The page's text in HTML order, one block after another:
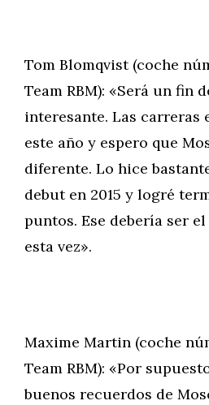
Tom Blomqvist (coche
Team RBM): «Será un fin
interesante. Las carreras
este año y espero que
diferente. Lo hice
debut en 2015 y logré
puntos. Ese debería ser
esta vez».
Maxime Martin (coche
Team RBM): «Por
buenos recuerdos de